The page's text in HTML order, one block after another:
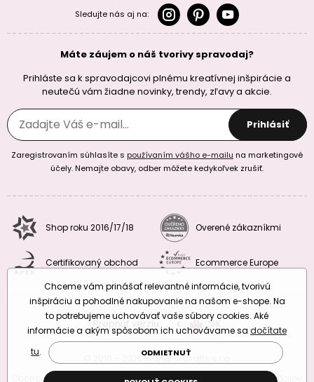
Sledujte nás aj na:
Máte záujem o náš tvorivy spravodaj?
Prihláste sa k spravodajcovi plnému kreatívnej inšpirácie a
neutečú vám žiadne novinky, trendy, zľavy a akcie.
Prihlásiť
Zaregistrovaním súhlasíte s používaním vášho e-mailu na marketingové
účely. Nemajte obavy, odber môžete kedykoľvek zrušiť.
Shop roku 2016/17/18 Overené zákazníkmi
Certifikovaný obchod Ecommerce Europe
Prepnúť verziu: CZSK
© 2010 – 2026 Manumi Crafts s.r.o.
Obchodné podmienky
Podmienky ochrany osobných údajov
Chceme vám prinášať relevantné informácie, tvorivú
inšpiráciu a pohodlné nakupovanie na našom e-shope. Na
to potrebujeme uchovávať vaše súbory cookies. Aké
informácie a akým spôsobom ich uchovávame sa dočítate
tu. ODMIETNUŤ